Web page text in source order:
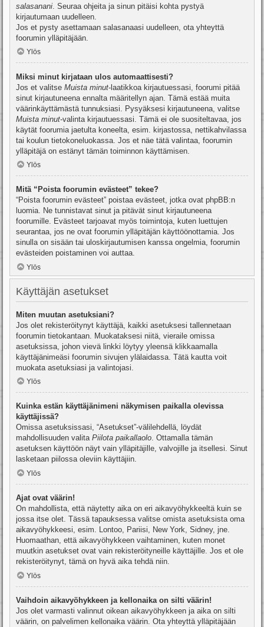
salasanani . Seuraa ohjeita ja sinun pitäisi kohta pystyä
kirjautumaan uudelleen.
Jos et pysty asettamaan salasanaasi uudelleen, ota yhteyttä
foorumin ylläpitäjään.
Ylös
Miksi minut kirjataan ulos automaattisesti?
Jos et valitse Muista minut-laatikkoa kirjautuessasi, foorumi pitää
sinut kirjautuneena ennalta määritellyn ajan. Tämä estää muita
väärinkäyttämästä tunnuksiasi. Pysyäksesi kirjautuneena, valitse
Muista minut-valinta kirjautuessasi. Tämä ei ole suositeltavaa, jos
käytät foorumia jaetulta koneelta, esim. kirjastossa, nettikahvilassa
tai koulun tietokoneluokassa. Jos et näe tätä valintaa, foorumin
ylläpitäjä on estänyt tämän toiminnon käyttämisen.
Ylös
Mitä “Poista foorumin evästeet” tekee?
“Poista foorumin evästeet” poistaa evästeet, jotka ovat phpBB:n
luomia. Ne tunnistavat sinut ja pitävät sinut kirjautuneena
foorumille. Evästeet tarjoavat myös toimintoja, kuten luettujen
seurantaa, jos ne ovat foorumin ylläpitäjän käyttöönottamia. Jos
sinulla on sisään tai uloskirjautumisen kanssa ongelmia, foorumin
evästeiden poistaminen voi auttaa.
Ylös
Käyttäjän asetukset
Miten muutan asetuksiani?
Jos olet rekisteröitynyt käyttäjä, kaikki asetuksesi tallennetaan
foorumin tietokantaan. Muokataksesi niitä, vieraile omissa
asetuksissa, johon vievä linkki löytyy yleensä klikkaamalla
käyttäjänimeäsi foorumin sivujen ylälaidassa. Tätä kautta voit
muokata asetuksiasi ja valintojasi.
Ylös
Kuinka estän käyttäjänimeni näkymisen paikalla olevissa
käyttäjissä?
Omissa asetuksissasi, “Asetukset”-välilehdellä, löydät
mahdollisuuden valita Piilota paikallaolo. Ottamalla tämän
asetuksen käyttöön näyt vain ylläpitäjille, valvojille ja itsellesi. Sinut
lasketaan piilossa oleviin käyttäjiin.
Ylös
Ajat ovat väärin!
On mahdollista, että näytetty aika on eri aikavyöhykkeeltä kuin se
jossa itse olet. Tässä tapauksessa valitse omista asetuksista oma
aikavyöhykkeesi, esim. Lontoo, Pariisi, New York, Sidney, jne.
Huomaathan, että aikavyöhykkeen vaihtaminen, kuten monet
muutkin asetukset ovat vain rekisteröityneille käyttäjille. Jos et ole
rekisteröitynyt, tämä on hyvä aika tehdä niin.
Ylös
Vaihdoin aikavyöhykkeen ja kellonaika on silti väärin!
Jos olet varmasti valinnut oikean aikavyöhykkeen ja aika on silti
väärin, on palvelimen kellonaika väärin. Ota yhteyttä ylläpitäjään